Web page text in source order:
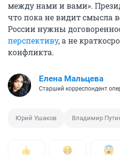
между нами и вами».
что пока не видит смысла
России нужны
перспективу, а не
конфликта.
Елена Мальцева
Старший корреспондент
Юрий Ушаков Владимир